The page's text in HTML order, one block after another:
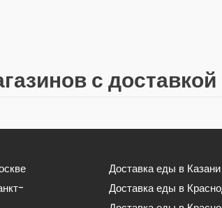
с
Доставка еды в Казани
Доставка еды в